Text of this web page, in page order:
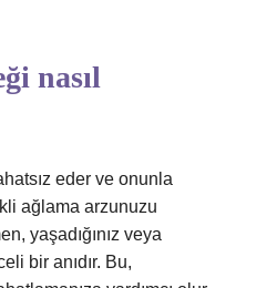
nasıl
eder ve onunla
ağlama arzunuzu
yaşadığınız veya
bir anıdır. Bu,